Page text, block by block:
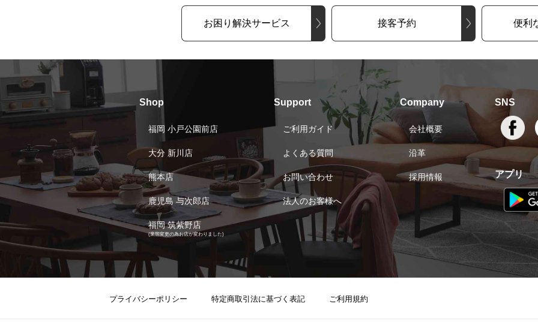
お困り解決サービス 接客予約 便利
Shop
福岡 小戸公園前店
大分 新川店
熊本店
鹿児島 与次郎店
福岡 筑紫野店
(業態変更の為お店が変わりました)
Support
ご利用ガイド
よくある質問
お問い合わせ
法人のお客様へ
Company
会社概要
沿革
採用情報
SNS
アプリ
プライバシーポリシー 特定商取引法に基づく表記 ご利用規約